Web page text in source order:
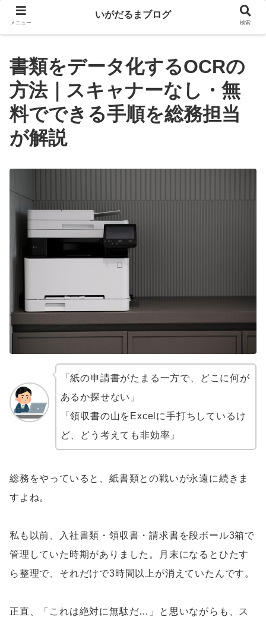
書類をデータ化するOCRの
方法｜スキャナーなし・無
料でできる手順を総務担当
が解説
「紙の申請書がたまる一方で、どこに何が
あるか探せない」
「領収書の山をExcelに手打ちしているけ
ど、どう考えても非効率」
総務をやっていると、紙書類との戦いが永遠に続きま
すよね。
私も以前、入社書類・領収書・請求書を段ボール3箱で
管理していた時期がありました。月末になるとひたす
ら整理で、それだけで3時間以上が消えていたんです。
正直、「これは絶対に無駄だ…」と思いながらも、ス
メニュー
いがだるまブログ
検索